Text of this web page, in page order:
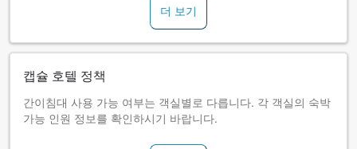
더 보기
캡슐 호텔 정책
간이침대 사용 가능 여부는 객실별로 다릅니다. 각 객실의 숙박
가능 인원 정보를 확인하시기 바랍니다.